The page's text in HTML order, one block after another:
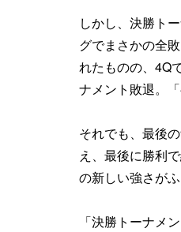
しかし、決勝ト
グでまさかの全
れたものの、4Q
ナメント敗退。
それでも、最後
え、最後に勝利
の新しい強さが
「決勝トーナメ